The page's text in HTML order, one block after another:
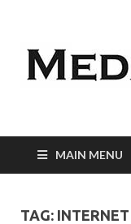
MAIN MENU
TAG: